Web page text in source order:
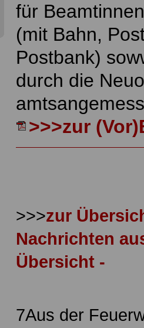
für
(mit Bahn,
Postbank)
durch die
>>>zur
>>>zur
Nachrichten
Übersicht -
7Aus der